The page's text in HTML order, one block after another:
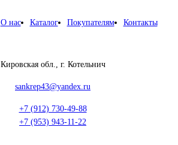
О нас Каталог Покупателям Контакты
Кировская обл., г. Котельнич
sankrep43@yandex.ru
+7 (912) 730-49-88
+7 (953) 943-11-22